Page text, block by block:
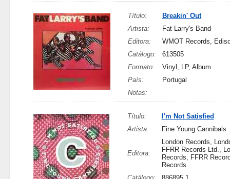
Título:
Breakin' Out
Artista:
Fat Larry's Band
Editora:
WMOT Records,
Catálogo:
613505
Formato:
Vinyl, LP, Album
País:
Portugal
Notas:
Título:
I'm Not Satisfied
Artista:
Fine Young Cannibals
Editora:
London Records,
FFRR Records Ltd.,
Records, FFRR
Records